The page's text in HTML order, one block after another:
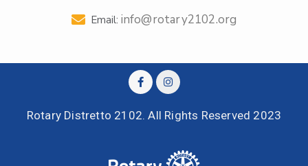
Email: info@rotary2102.org
Rotary Distretto 2102. All Rights Reserved 2023